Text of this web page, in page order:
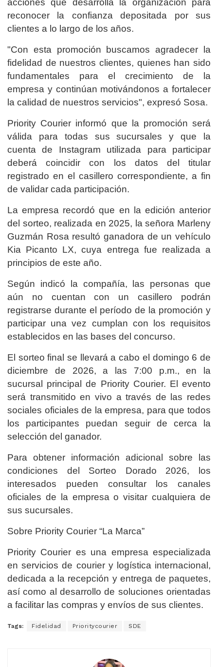
acciones que desarrolla la organización para
reconocer la confianza depositada por sus
clientes a lo largo de los años.
"Con esta promoción buscamos agradecer la
fidelidad de nuestros clientes, quienes han sido
fundamentales para el crecimiento de la
empresa y continúan motivándonos a fortalecer
la calidad de nuestros servicios", expresó Sosa.
Priority Courier informó que la promoción será
válida para todas sus sucursales y que la
cuenta de Instagram utilizada para participar
deberá coincidir con los datos del titular
registrado en el casillero correspondiente, a fin
de validar cada participación.
La empresa recordó que en la edición anterior
del sorteo, realizada en 2025, la señora Marleny
Guzmán Rosa resultó ganadora de un vehículo
Kia Picanto LX, cuya entrega fue realizada a
principios de este año.
Según indicó la compañía, las personas que
aún no cuentan con un casillero podrán
registrarse durante el período de la promoción y
participar una vez cumplan con los requisitos
establecidos en las bases del concurso.
El sorteo final se llevará a cabo el domingo 6 de
diciembre de 2026, a las 7:00 p.m., en la
sucursal principal de Priority Courier. El evento
será transmitido en vivo a través de las redes
sociales oficiales de la empresa, para que todos
los participantes puedan seguir de cerca la
selección del ganador.
Para obtener información adicional sobre las
condiciones del Sorteo Dorado 2026, los
interesados pueden consultar los canales
oficiales de la empresa o visitar cualquiera de
sus sucursales.
Sobre Priority Courier “La Marca”
Priority Courier es una empresa especializada
en servicios de courier y logística internacional,
dedicada a la recepción y entrega de paquetes,
así como al desarrollo de soluciones orientadas
a facilitar las compras y envíos de sus clientes.
Tags: Fidelidad Prioritycourier SDE